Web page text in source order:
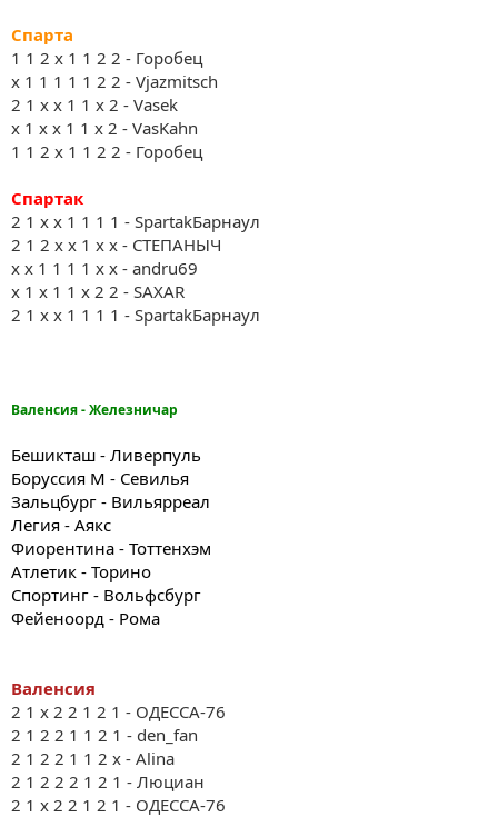
Спарта
1 1 2 х 1 1 2 2 - Горобец
х 1 1 1 1 1 2 2 - Vjazmitsch
2 1 x x 1 1 x 2 - Vasek
х 1 х х 1 1 х 2 - VasKahn
1 1 2 х 1 1 2 2 - Горобец
Спартак
2 1 х х 1 1 1 1 - SpartakБарнаул
2 1 2 х х 1 х х - СТЕПАНЫЧ
х х 1 1 1 1 х х - andru69
x 1 x 1 1 x 2 2 - SAXAR
2 1 х х 1 1 1 1 - SpartakБарнаул
Валенсия - Железничар
Бешикташ - Ливерпуль
Боруссия М - Севилья
Зальцбург - Вильярреал
Легия - Аякс
Фиорентина - Тоттенхэм
Атлетик - Торино
Спортинг - Вольфсбург
Фейеноорд - Рома
Валенсия
2 1 х 2 2 1 2 1 - ОДЕССА-76
2 1 2 2 1 1 2 1 - den_fan
2 1 2 2 1 1 2 x - Alina
2 1 2 2 2 1 2 1 - Люциан
2 1 х 2 2 1 2 1 - ОДЕССА-76